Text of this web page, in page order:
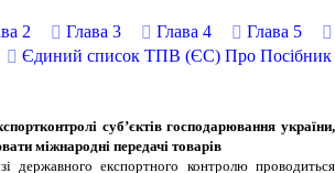
2 Глава 3 Глава 4
Глава 5
Єдиний список ТПВ (ЄС) Про Посібник
суб’єктів господарювання україни,
міжнародні передачі товарів
експортного контролю проводиться